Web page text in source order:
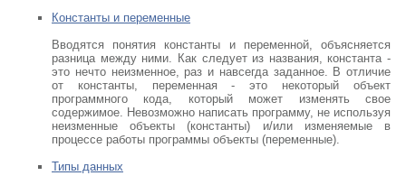
Константы и переменные
Вводятся понятия константы и переменной, объясняется
разница между ними. Как следует из названия, константа -
это нечто неизменное, раз и навсегда заданное. В отличие
от константы, переменная - это некоторый объект
программного кода, который может изменять свое
содержимое. Невозможно написать программу, не используя
неизменные объекты (константы) и/или изменяемые в
процессе работы программы объекты (переменные).
Типы данных